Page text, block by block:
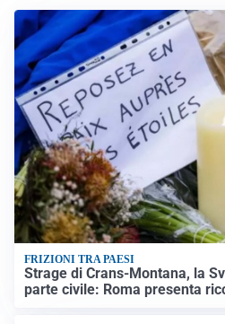
FRIZIONI TRA PAESI
Strage di Crans-Montana, la
parte civile: Roma presenta